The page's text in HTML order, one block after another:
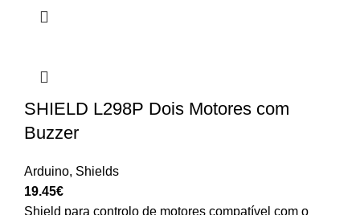
SHIELD L298P Dois Motores com
Buzzer
Arduino, Shields
19.45€
Shield para controlo de motores compatível com o